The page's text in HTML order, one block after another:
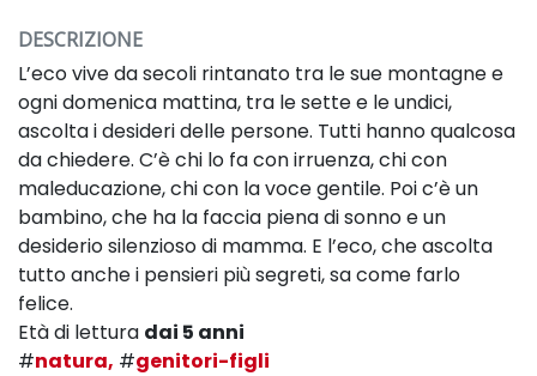
DESCRIZIONE
L’eco vive da secoli rintanato tra le sue montagne e
ogni domenica mattina, tra le sette e le undici,
ascolta i desideri delle persone. Tutti hanno qualcosa
da chiedere. C’è chi lo fa con irruenza, chi con
maleducazione, chi con la voce gentile. Poi c’è un
bambino, che ha la faccia piena di sonno e un
desiderio silenzioso di mamma. E l’eco, che ascolta
tutto anche i pensieri più segreti, sa come farlo
felice.
Età di lettura dai 5 anni
#natura, #genitori-figli